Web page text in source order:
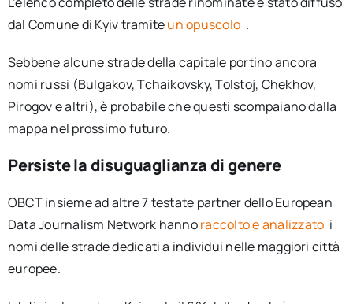
dal Comune di Kyiv tramiteun opuscolo .
Sebbene alcune strade della capitale portino ancora
nomi russi (Bulgakov, Tchaikovsky, Tolstoj, Chekhov,
Pirogov e altri), è probabile che questi scompaiano dalla
mappa nel prossimo futuro.
Persiste la disuguaglianza di genere
OBCT insieme ad altre 7 testate partner dello European
Data Journalism Network hannoraccolto e analizzato i
nomi delle strade dedicati a individui nelle maggiori città
europee.